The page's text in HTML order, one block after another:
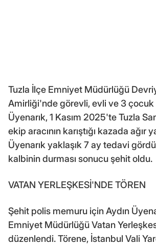
Tuzla İlçe Emniyet Müdürlüğü
Amirliği'nde görevli, evli ve 3 çocuk
Üyenarık, 1 Kasım 2025'te Tuzla
ekip aracının karıştığı kazada ağır
Üyenarık yaklaşık 7 ay tedavi
kalbinin durması sonucu şehit oldu.
VATAN YERLEŞKESİ'NDE TÖREN
Şehit polis memuru için Aydın
Emniyet Müdürlüğü Vatan
düzenlendi. Törene, İstanbul Vali